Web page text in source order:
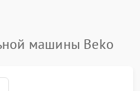
Подробнее →
машины Beko